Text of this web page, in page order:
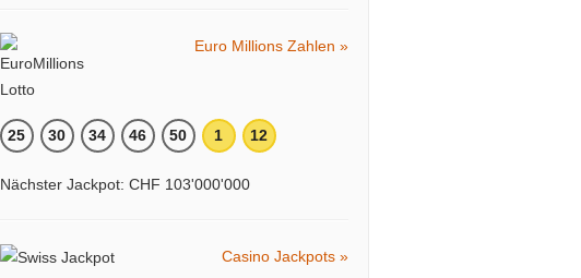
Euro Millions Zahlen »
25 30 34 46 50 1 12
Nächster Jackpot: CHF 103'000'000
Casino Jackpots »